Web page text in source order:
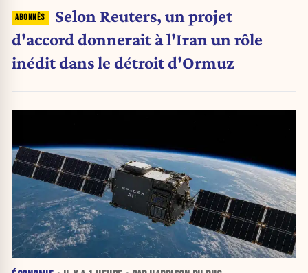
Selon Reuters, un projet
d'accord donnerait à l'Iran un rôle
inédit dans le détroit d'Ormuz